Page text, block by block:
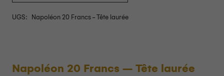
UGS: Napoléon 20 Francs - Tête laurée
Napoléon 20 Francs – Tête laurée